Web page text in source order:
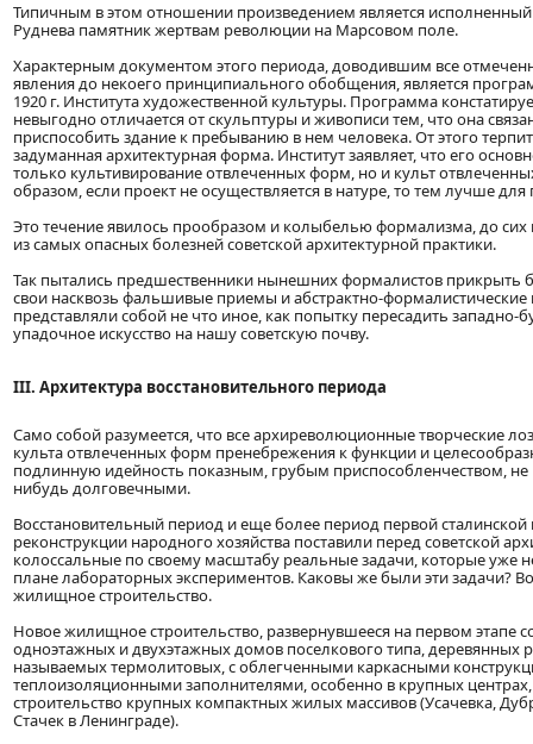
Типичным в этом отношении произведением является исполненный
Руднева памятник жертвам революции на Марсовом поле.
Характерным документом этого периода, доводившим все
явления до некоего принципиального обобщения, является
1920 г. Института художественной культуры. Программа
невыгодно отличается от скульптуры и живописи тем, что она
приспособить здание к пребыванию в нем человека. От этого
задуманная архитектурная форма. Институт заявляет, что его
только культивирование отвлеченных форм, но и культ
образом, если проект не осуществляется в натуре, то тем лучше для
Это течение явилось прообразом и колыбелью формализма, до
из самых опасных болезней советской архитектурной практики.
Так пытались предшественники нынешних формалистов прикрыть
свои насквозь фальшивые приемы и абстрактно-
представляли собой не что иное, как попытку пересадить западно-
упадочное искусство на нашу советскую почву.
ІІІ. Архитектура восстановительного периода
Само собой разумеется, что все архиреволюционные творческие
культа отвлеченных форм пренебрежения к функции и
подлинную идейность показным, грубым приспособленчеством,
нибудь долговечными.
Восстановительный период и еще более период первой сталинской
реконструкции народного хозяйства поставили перед советской
колоссальные по своему масштабу реальные задачи, которые уже
плане лабораторных экспериментов. Каковы же были эти задачи?
жилищное строительство.
Новое жилищное строительство, развернувшееся на первом этапе
одноэтажных и двухэтажных домов поселкового типа, деревянных
называемых термолитовых, с облегченными каркасными
теплоизоляционными заполнителями, особенно в крупных
строительство крупных компактных жилых массивов (Усачевка,
Стачек в Ленинграде).